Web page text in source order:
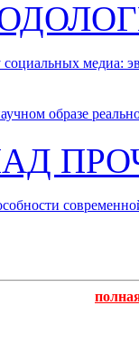
медиа:
образе